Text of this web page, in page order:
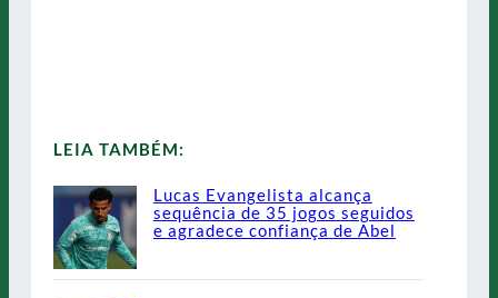
LEIA TAMBÉM:
Lucas Evangelista alcança
sequência de 35 jogos seguidos
e agradece confiança de Abel